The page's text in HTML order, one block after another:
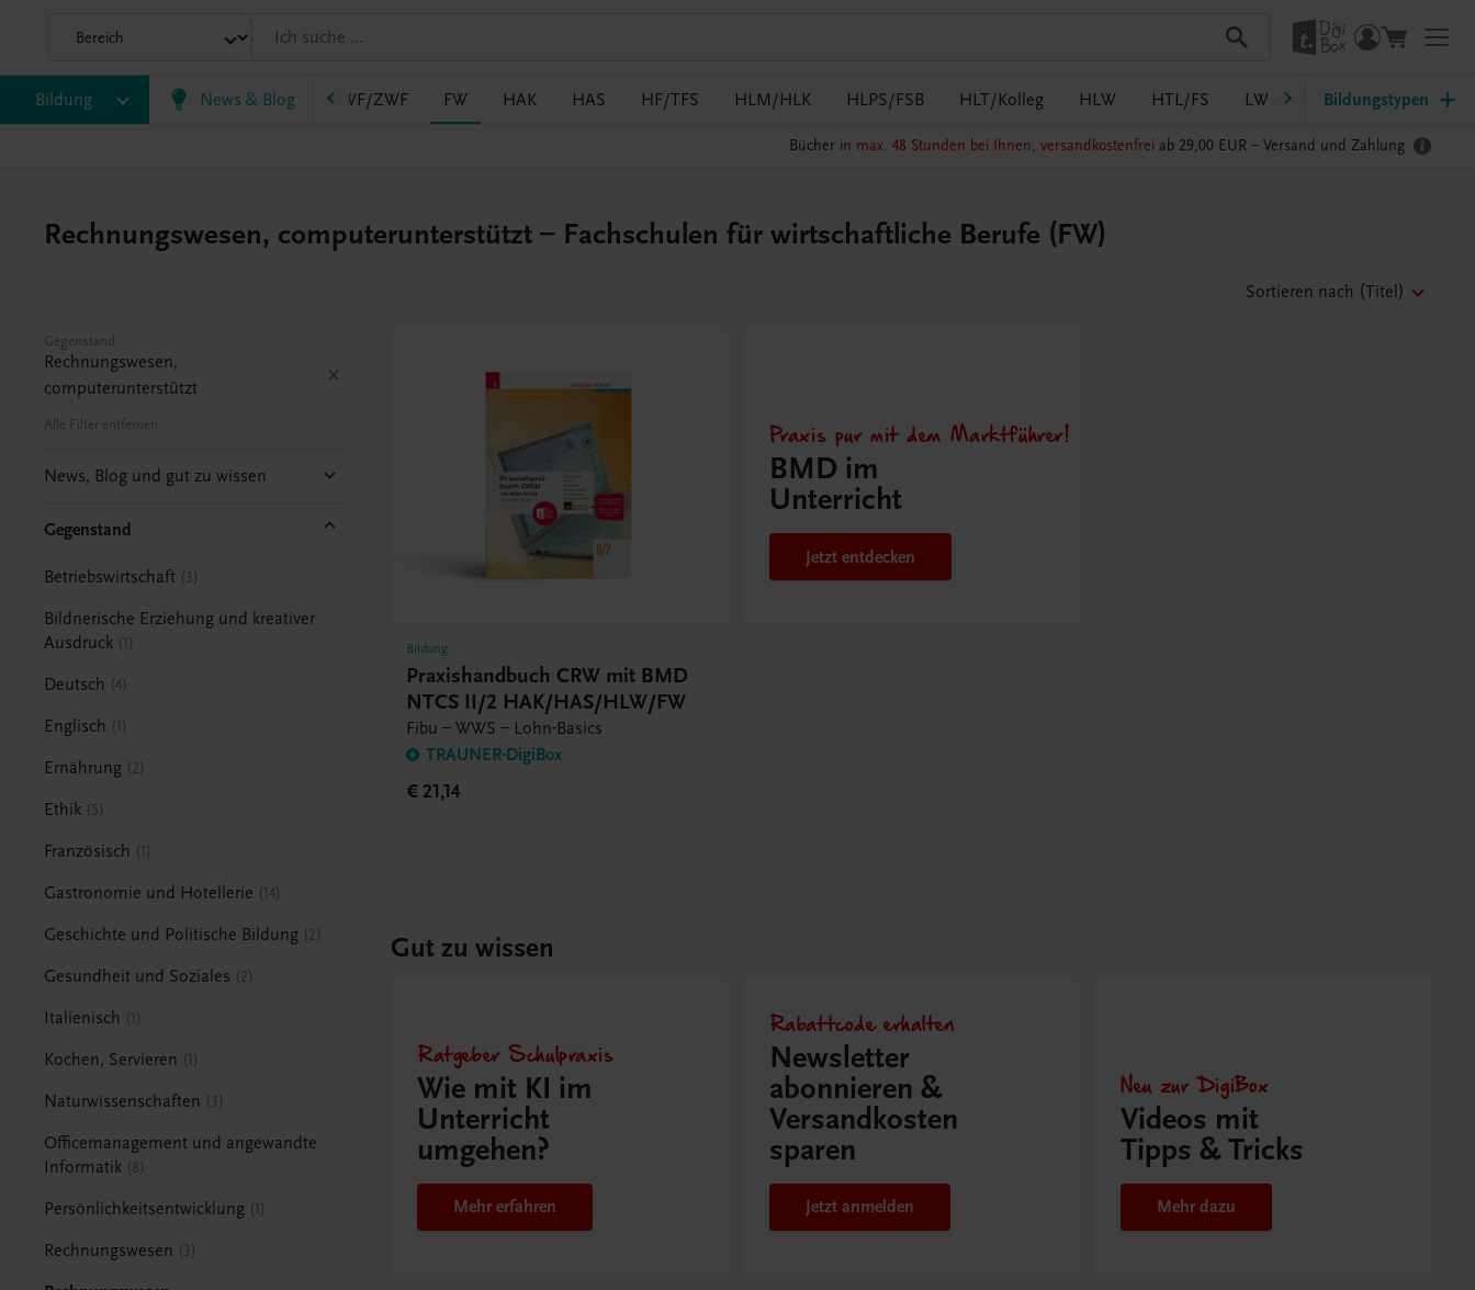
Bildung News & Blog
BAFEP/BASOP BRP BS EWF/ZWF FW HAK HAS HF/TFS HLM/HLK HLPS/FSB HLT/Kolleg HLW HTL/FS LW/LWBF MS/ASO
Bildungstypen
Bücher in max. 48 Stunden bei Ihnen, versandkostenfrei ab 29,00 EUR – Versand und Zahlung
Rechnungswesen, computerunterstützt – Fachschulen für wirtschaftliche Berufe (FW)
Sortieren nach (Titel)
Gegenstand
Rechnungswesen,
computerunterstützt
Alle Filter entfernen
News, Blog und gut zu wissen
Gegenstand
Betriebswirtschaft 3
Bildnerische Erziehung und kreativer
Ausdruck 1
Deutsch 4
Englisch 1
Ernährung 2
Ethik 5
Französisch 1
Gastronomie und Hotellerie 14
Geschichte und Politische Bildung 2
Gesundheit und Soziales 2
Italienisch 1
Kochen, Servieren 1
Naturwissenschaften 3
Officemanagement und angewandte
Informatik 8
Persönlichkeitsentwicklung 1
Rechnungswesen 3
Bildung
Praxishandbuch CRW mit BMD
NTCS II/2 HAK/HAS/HLW/FW
Fibu – WWS – Lohn-Basics
TRAUNER-DigiBox
€ 21,14
Praxis pur mit dem Marktführer!
BMD im
Unterricht
Jetzt entdecken
Gut zu wissen
Ratgeber Schulpraxis
Wie mit KI im
Unterricht
umgehen?
Mehr erfahren
Rabattcode erhalten
Newsletter
abonnieren &
Versandkosten
sparen
Jetzt anmelden
Neu zur DigiBox
Videos mit
Tipps & Tricks
Mehr dazu